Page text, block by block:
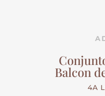
Balcon
4A